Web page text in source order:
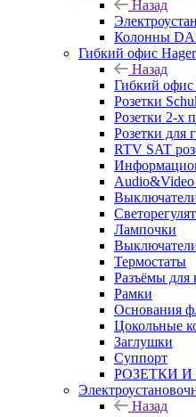
Назад
Колонны
Гибкий офис Hager
Назад
Гибкий офис
Розетки
Розетки 2-х
Розетки для
RTV SAT
Audio&Video
Лампочки
Термостаты
Разъёмы для
Рамки
Основания
Цокольные
Заглушки
Суппорт
РОЗЕТКИ
Назад